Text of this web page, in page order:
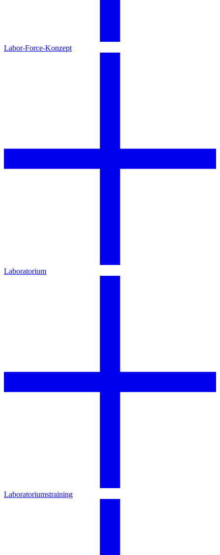
Labor-Force-Konzept
Laboratorium
Laboratoriumstraining